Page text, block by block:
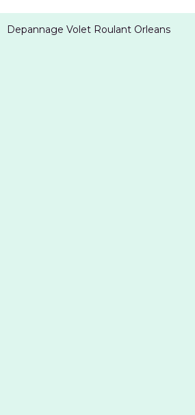
Depannage Volet Roulant Orleans